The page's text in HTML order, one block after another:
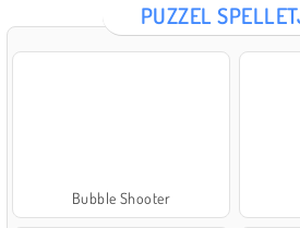
PUZZEL
Bubble Shooter